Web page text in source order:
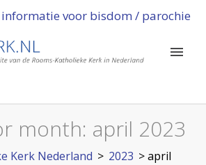
informatie voor bisdom / parochie
month: april 2023
Kerk Nederland > 2023 >april